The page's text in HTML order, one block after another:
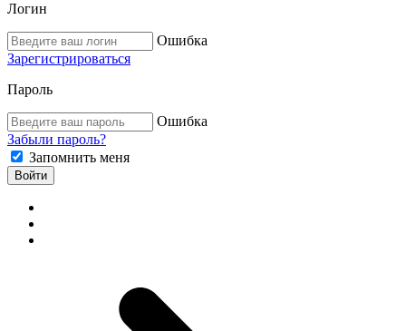
Логин
Ошибка
Зарегистрироваться
Пароль
Ошибка
Забыли пароль?
Запомнить меня
Войти